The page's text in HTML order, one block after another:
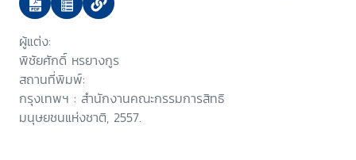
ผู้แต่ง:
พิชัยศักดิ์ หรยางกูร
สถานที่พิมพ์:
กรุงเทพฯ : สำนักงานคณะกรรมการสิทธิ
มนุษยชนแห่งชาติ, 2557.